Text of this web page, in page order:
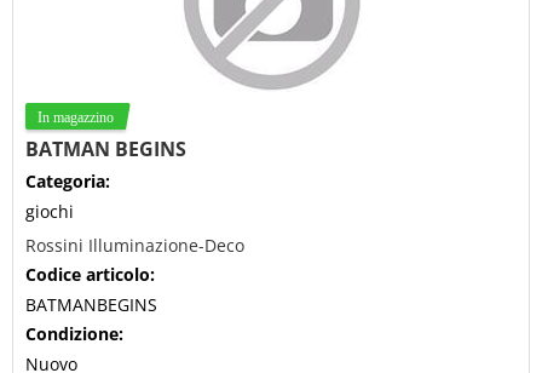
BATMAN BEGINS
Categoria:
giochi
Rossini Illuminazione-Deco
Codice articolo:
BATMANBEGINS
Condizione:
Nuovo